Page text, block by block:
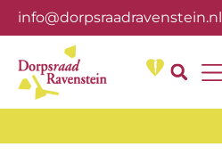
info@dorpsraadravenstein.nl